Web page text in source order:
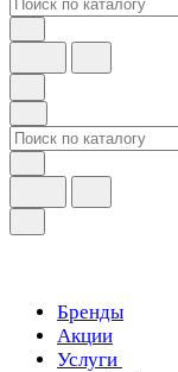
Бренды
Акции
Услуги